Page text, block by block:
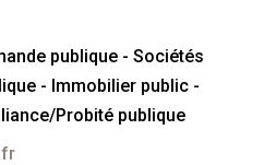
publique - Sociétés
- Immobilier public -
Probité publique